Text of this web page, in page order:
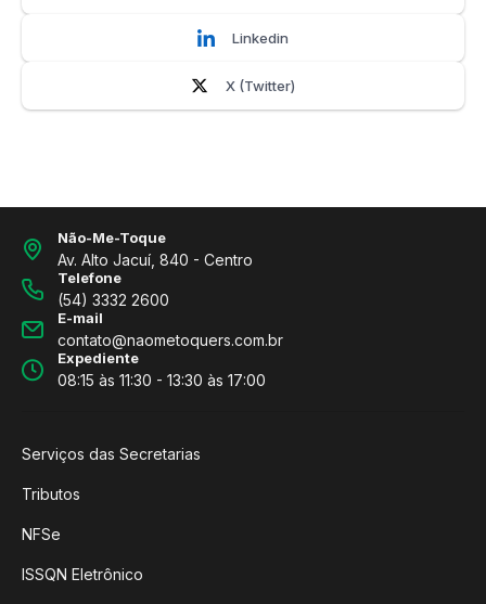
Linkedin
X (Twitter)
Não-Me-Toque
Av. Alto Jacuí, 840 - Centro
Telefone
(54) 3332 2600
E-mail
contato@naometoquers.com.br
Expediente
08:15 às 11:30 - 13:30 às 17:00
Serviços das Secretarias
Tributos
NFSe
ISSQN Eletrônico